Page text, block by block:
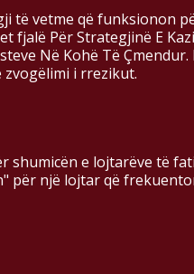
të vetme që funksionon
Për Strategjinë E
Në Kohë Të
i rrezikut.
e lojtarëve të
për një lojtar që